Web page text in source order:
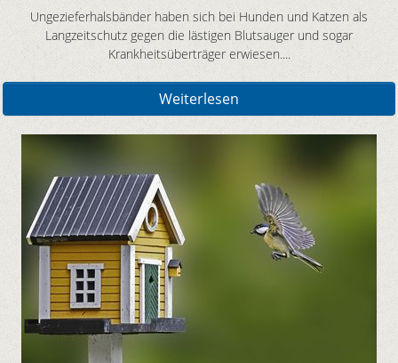
Ungezieferhalsbänder haben sich bei Hunden und Katzen als
Langzeitschutz gegen die lästigen Blutsauger und sogar
Krankheitsüberträger erwiesen....
Weiterlesen